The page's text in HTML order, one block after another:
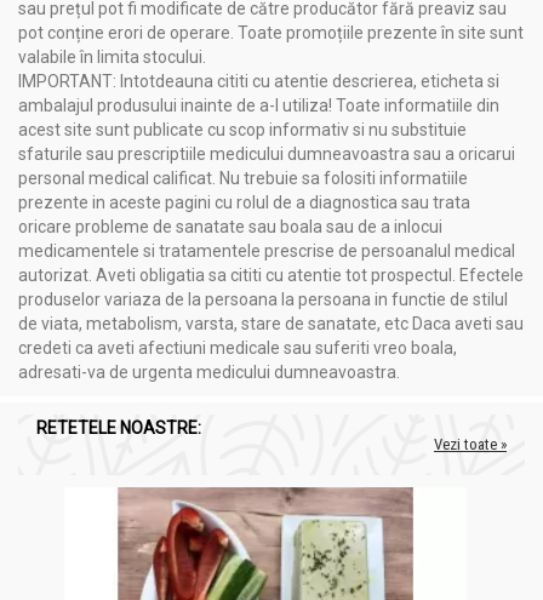
Piper nigrum - 15 mg
Capsulă (hipromeloză, gumă gellan) - 118 mg
Agent de încărcare: celuloză microcristalină - 49 mg
Nu conține:produse lactate, ouă, gluten, soia, grâu, porumb,
nuci, îndulcitori, arome sau coloranți artificiali.
Acțiuni și Recomandări:
Serra Plus [Serrapeptaza] 60cps - PROVITA NUTRITION
Antiinflamator și Analgezic:Serrapeptaza, curcumina,
bromelaina, papaina și Boswelina sunt toate cunoscute
pentru proprietățile lor antiinflamatoare și pot ajuta la
reducerea durerii și inflamației în diferite condiții, cum ar
fi artrita, sinuzita și alte afecțiuni inflamatorii.
depozitelor de fibrină, contribuind astfel la reducerea
vâscozității sângelui și prevenind formarea cheagurilor
cardiovasculară.
Reducerea Edemelor:Proprietățile antiedematoase ale
Serrapeptazei și altor enzime proteolitice pot ajuta la
reducerea edemelor și umflăturilor în urma traumelor
fizice sau a inflamațiilor.
sau prețul pot fi modificate de către producător fără preaviz sau
pot conține erori de operare. Toate promoțiile prezente în site sunt
valabile în limita stocului.
IMPORTANT: Intotdeauna cititi cu atentie descrierea, eticheta si
ambalajul produsului inainte de a-l utiliza! Toate informatiile din
acest site sunt publicate cu scop informativ si nu substituie
sfaturile sau prescriptiile medicului dumneavoastra sau a oricarui
personal medical calificat. Nu trebuie sa folositi informatiile
prezente in aceste pagini cu rolul de a diagnostica sau trata
oricare probleme de sanatate sau boala sau de a inlocui
medicamentele si tratamentele prescrise de persoanalul medical
autorizat. Aveti obligatia sa cititi cu atentie tot prospectul. Efectele
produselor variaza de la persoana la persoana in functie de stilul
de viata, metabolism, varsta, stare de sanatate, etc Daca aveti sau
credeti ca aveti afectiuni medicale sau suferiti vreo boala,
adresati-va de urgenta medicului dumneavoastra.
RETETELE NOASTRE:
Vezi toate »